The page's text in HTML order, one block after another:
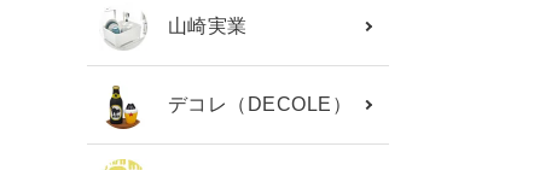
山崎実業
デコレ（DECOLE）